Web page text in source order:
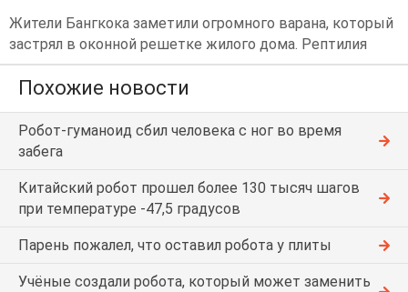
Жители Бангкока заметили огромного варана, который
застрял в оконной решетке жилого дома. Рептилия
Похожие новости
Робот-гуманоид сбил человека с ног во время
забега
Китайский робот прошел более 130 тысяч шагов
при температуре -47,5 градусов
Парень пожалел, что оставил робота у плиты
Учёные создали робота, который может заменить